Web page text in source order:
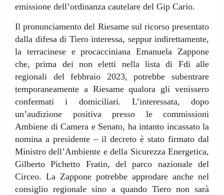
emissione dell’ordinanza cautelare del Gip Cario.
Il pronunciamento del Riesame sul ricorso presentato
dalla difesa di Tiero interessa, seppur indirettamente,
la terracinese e procacciniana Emanuela Zappone
che, prima dei non eletti nella lista di Fdi alle
regionali del febbraio 2023, potrebbe subentrare
temporaneamente a Riesame qualora gli venissero
confermati i domiciliari. L’interessata, dopo
un’audizione positiva presso le commissioni
Ambiene di Camera e Senato, ha intanto incassato la
nomina a presidente – il decreto è stato firmato dal
Ministro dell’Ambiente e della Sicurezza Energetica,
Gilberto Pichetto Fratin, del parco nazionale del
Circeo. La Zappone potrebbe approdare anche nel
consiglio regionale sino a quando Tiero non sarà